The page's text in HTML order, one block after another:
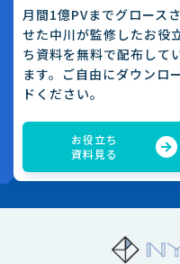
月間1億PVまでグロースさ
せた中川が監修したお役
ち資料を無料で配布して
ます。ご自由にダウンロ
ドください。
お役立ち
資料見る